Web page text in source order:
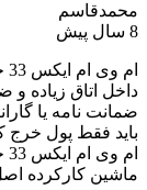
محمدقاسم
8 سال پیش
داخل اتاق زیاده و
ضمانت نامه یا
باید فقط پول خرج
ماشین کارکرده